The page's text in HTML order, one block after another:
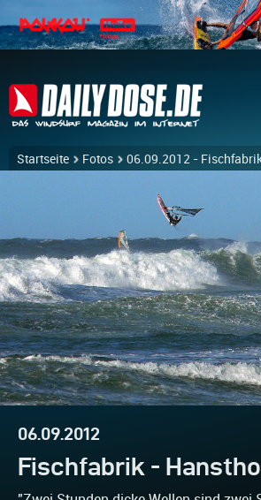
Startseite Fotos 06.09.2012 -
06.09.2012
Fischfabrik -